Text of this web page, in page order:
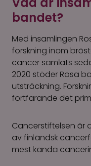
bandet?
Med insamlingen
forskning inom
cancer samlats
2020 stöder Rosa
utsträckning.
fortfarande det
Cancerstiftelsen är
av finländsk
mest kända